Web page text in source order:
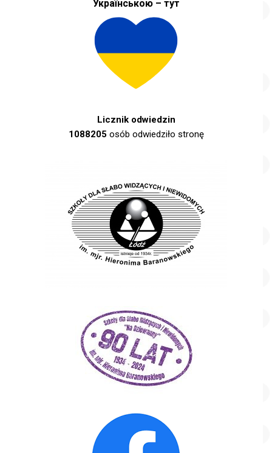
Українською – тут
Licznik odwiedzin
1088205 osób odwiedziło stronę